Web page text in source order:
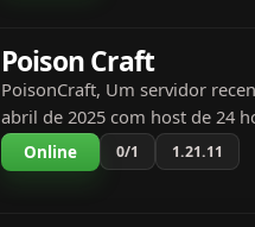
Poison Craft
PoisonCraft, Um servidor
abril de 2025 com host de 24
jogadores bastante frequentes,
discord quanto no servidor.
Online 0/1 1.21.11